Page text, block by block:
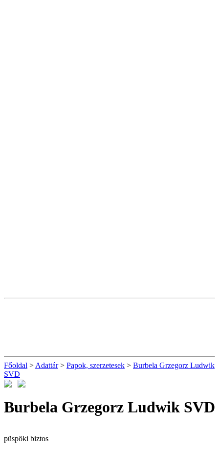
Főoldal > Adattár> Papok, szerzetesek > Burbela Grzegorz Ludwik
SVD
Burbela Grzegorz Ludwik SVD
püspöki biztos